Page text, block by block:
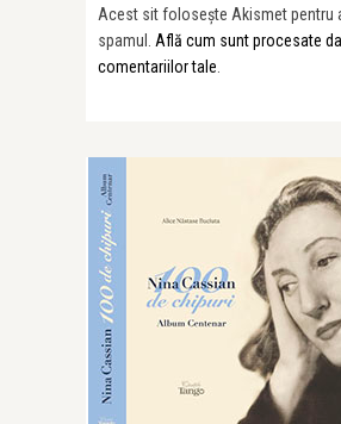
Acest sit folosește Akismet pentru
spamul. Află cum sunt procesate
comentariilor tale.